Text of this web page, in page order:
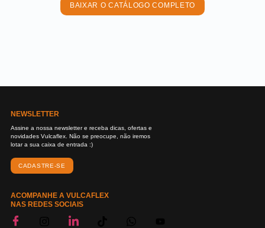
BAIXAR O CATÁLOGO COMPLETO
NEWSLETTER
Assine a nossa newsletter e receba dicas, ofertas e
novidades Vulcaflex. Não se preocupe, não iremos
lotar a sua caixa de entrada :)
CADASTRE-SE
ACOMPANHE A VULCAFLEX
NAS REDES SOCIAIS